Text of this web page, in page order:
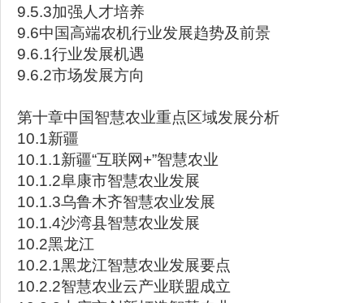
9.5.3加强人才培养
9.6中国高端农机行业发展趋势及前景
9.6.1行业发展机遇
9.6.2市场发展方向
第十章中国智慧农业重点区域发展分析
10.1新疆
10.1.1新疆“互联网+”智慧农业
10.1.2阜康市智慧农业发展
10.1.3乌鲁木齐智慧农业发展
10.1.4沙湾县智慧农业发展
10.2黑龙江
10.2.1黑龙江智慧农业发展要点
10.2.2智慧农业云产业联盟成立